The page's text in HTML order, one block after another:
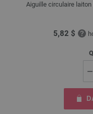
Aiguille circulaire laiton
5,82 $